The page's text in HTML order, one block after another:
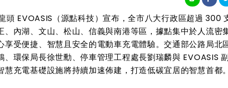
頭 EVOASIS（源點科技）宣布，全市八大行政區超過 300
內湖、文山、松山、信義與南港等區，據點集中於人流密
受便捷、智慧且安全的電動車充電體驗。交通部公路局北
環保局長徐世勳、停車管理工程處長劉瑞麟與 EVOASIS
充電基礎設施將持續加速佈建，打造低碳宜居的智慧首都